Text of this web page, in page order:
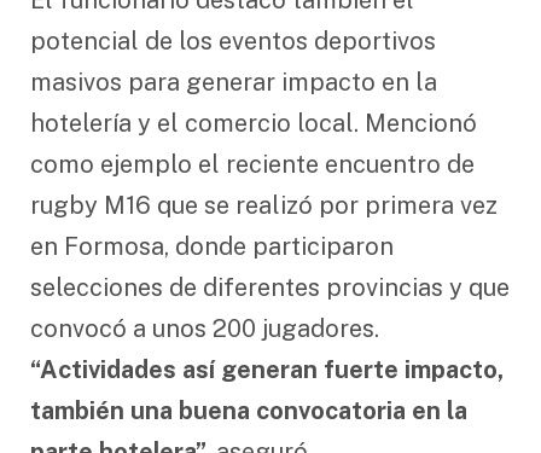
potencial de los eventos deportivos
masivos para generar impacto en la
hotelería y el comercio local. Mencionó
como ejemplo el reciente encuentro de
rugby M16 que se realizó por primera vez
en Formosa, donde participaron
selecciones de diferentes provincias y que
convocó a unos 200 jugadores.
“Actividades así generan fuerte impacto,
también una buena convocatoria en la